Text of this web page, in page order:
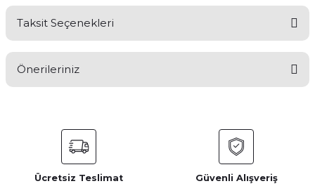
Yorum Yaz
Taksit Seçenekleri
Önerileriniz
konularda yetersiz gördüğünüz noktaları öneri formunu
kullanarak tarafımıza iletebilirsiniz.
Görüş ve önerileriniz için teşekkür ederiz.
Ücretsiz Teslimat
Güvenli Alışveriş